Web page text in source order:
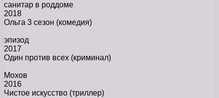
санитар в роддоме
2018
Ольга 3 сезон (комедия)
эпизод
2017
Один против всех (криминал)
Мохов
2016
Чистое искусство (триллер)